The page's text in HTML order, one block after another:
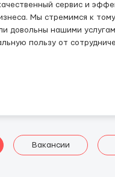
сервис и
Мы стремимся к
довольны нашими
пользу от
Вакансии